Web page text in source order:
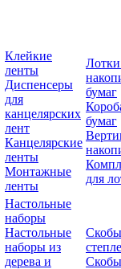
Клейкие
ленты
Диспенсеры
для
канцелярских
лент
Канцелярские
ленты
Монтажные
ленты
бумаг
бумаг
для
Настольные
наборы
Настольные
наборы из
дерева и